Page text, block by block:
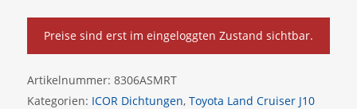
Preise sind erst im eingeloggten Zustand sichtbar.
Artikelnummer: 8306ASMRT
Kategorien: ICOR Dichtungen, Toyota Land Cruiser J10